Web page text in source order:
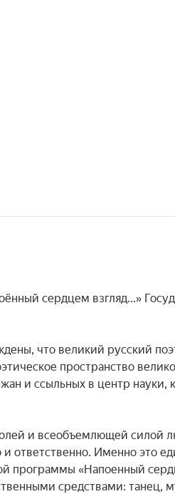
сердцем взгляд...»
что великий русский
пространство
и ссыльных в центр науки,
и всеобъемлющей силой
Именно это
программы «Напоенный
средствами: танец,